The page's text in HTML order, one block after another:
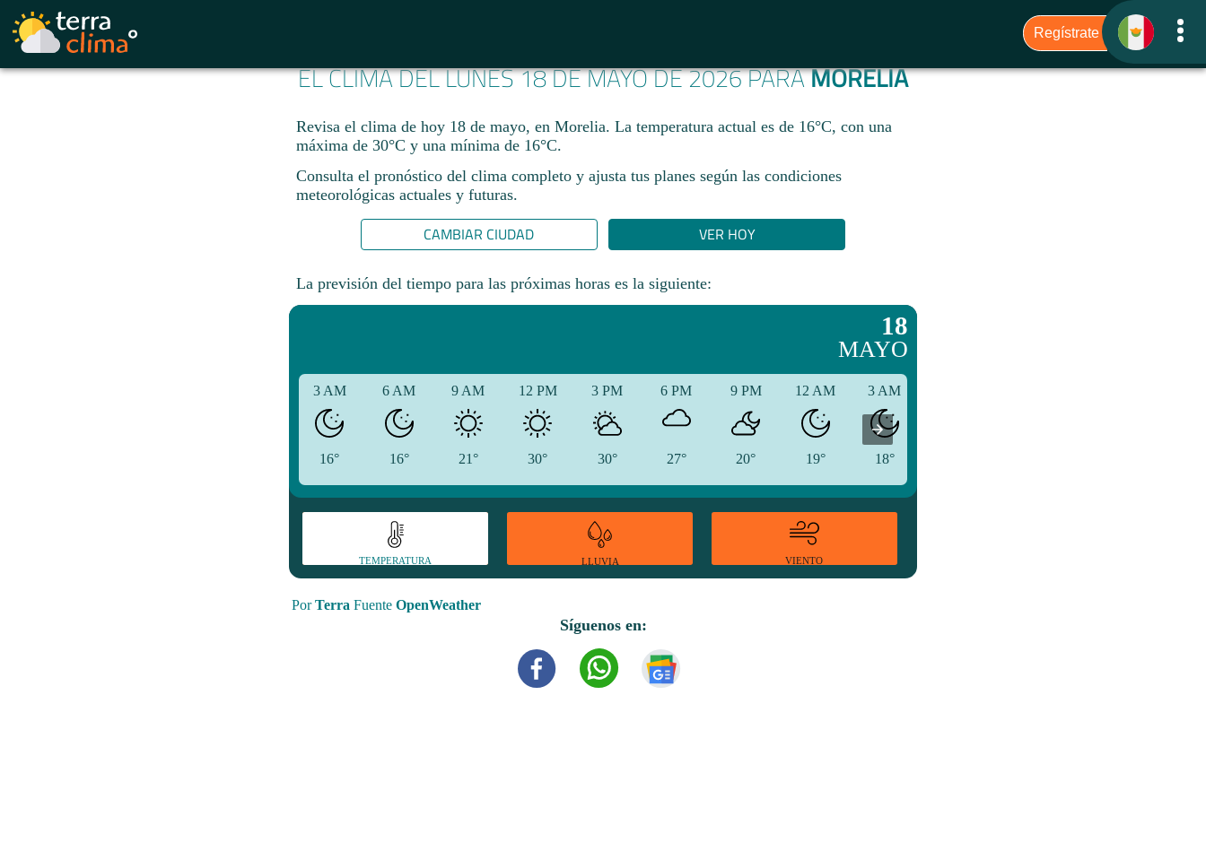
EL CLIMA DEL LUNES 18 DE MAYO DE 2026 PARAMORELIA
Revisa el clima de hoy 18 de mayo, en Morelia. La temperatura actual es de 16°C, con una
máxima de 30°C y una mínima de 16°C.​
Consulta el pronóstico del clima completo y ajusta tus planes según las condiciones
meteorológicas actuales y futuras.
CAMBIAR CIUDAD VER HOY
La previsión del tiempo para las próximas horas es la siguiente:
18
MAYO
3 AM
16°
6 AM
16°
9 AM
21°
12 PM
30°
3 PM
30°
6 PM
27°
9 PM
20°
12 AM
19°
3 AM
18°
TEMPERATURA LLUVIA VIENTO
PorTerra Fuente OpenWeather
Síguenos en: